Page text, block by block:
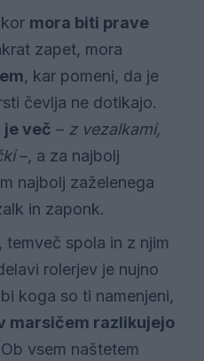
mora biti prave
zapet, mora
, kar pomeni, da je
čevlja ne dotikajo.
je več – z vezalkami,
–, a za najbolj
najbolj zaželenega
in zaponk.
spola in z njim
rolerjev je nujno
koga so ti namenjeni,
marsičem razlikujejo
vsem naštetem